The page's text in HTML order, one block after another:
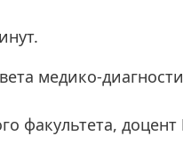
медико-
факультета, доцент